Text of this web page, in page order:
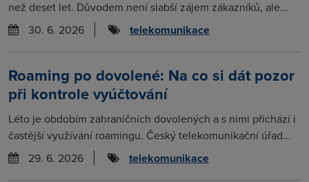
než deset let. Důvodem není slabší zájem zákazníků, ale...
30. 6. 2026
telekomunikace
Roaming po dovolené: Na co si dát pozor
při kontrole vyúčtování
Léto je obdobím zahraničních dovolených a s nimi přichází i
častější využívání roamingu. Český telekomunikační úřad...
29. 6. 2026
telekomunikace